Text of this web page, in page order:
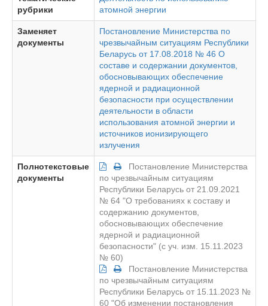
рубрики
атомной энергии
Заменяет
документы
Постановление Министерства по
чрезвычайным ситуациям Республики
Беларусь от 17.08.2018 № 46 О
составе и содержании документов,
обосновывающих обеспечение
ядерной и радиационной
безопасности при осуществлении
деятельности в области
использования атомной энергии и
источников ионизирующего
излучения
Полнотекстовые
документы
Постановление Министерства
по чрезвычайным ситуациям
Республики Беларусь от 21.09.2021
№ 64 "О требованиях к составу и
содержанию документов,
обосновывающих обеспечение
ядерной и радиационной
безопасности" (с уч. изм. 15.11.2023
№ 60)
Постановление Министерства
по чрезвычайным ситуациям
Республики Беларусь от 15.11.2023 №
60 "Об изменении постановления